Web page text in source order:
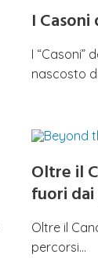
I
I “Casoni”
nascosto
Oltre il
fuori
Oltre il
percorsi…